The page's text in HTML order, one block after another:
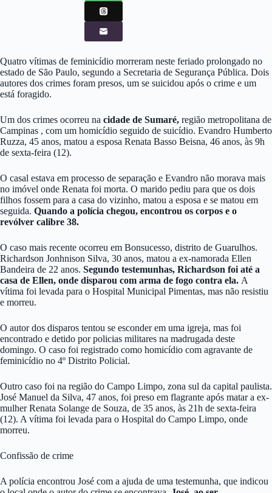
Quatro vítimas de feminicídio morreram neste feriado prolongado no
estado de São Paulo, segundo a Secretaria de Segurança Pública. Dois
autores dos crimes foram presos, um se suicidou após o crime e um
está foragido.
Um dos crimes ocorreu na cidade de Sumaré, região metropolitana de
Campinas , com um homicídio seguido de suicídio. Evandro Humberto
Ruzza, 45 anos, matou a esposa Renata Basso Beisna, 46 anos, às 9h
de sexta-feira (12).
O casal estava em processo de separação e Evandro não morava mais
no imóvel onde Renata foi morta. O marido pediu para que os dois
filhos fossem para a casa do vizinho, matou a esposa e se matou em
seguida. Quando a polícia chegou, encontrou os corpos e o
revólver calibre 38.
O caso mais recente ocorreu em Bonsucesso, distrito de Guarulhos.
Richardson Jonhnison Silva, 30 anos, matou a ex-namorada Ellen
Bandeira de 22 anos. Segundo testemunhas, Richardson foi até a
casa de Ellen, onde disparou com arma de fogo contra ela. A
vítima foi levada para o Hospital Municipal Pimentas, mas não resistiu
e morreu.
O autor dos disparos tentou se esconder em uma igreja, mas foi
encontrado e detido por policias militares na madrugada deste
domingo. O caso foi registrado como homicídio com agravante de
feminicídio no 4º Distrito Policial.
Outro caso foi na região do Campo Limpo, zona sul da capital paulista.
José Manuel da Silva, 47 anos, foi preso em flagrante após matar a ex-
mulher Renata Solange de Souza, de 35 anos, às 21h de sexta-feira
(12). A vítima foi levada para o Hospital do Campo Limpo, onde
morreu.
Confissão de crime
A polícia encontrou José com a ajuda de uma testemunha, que indicou